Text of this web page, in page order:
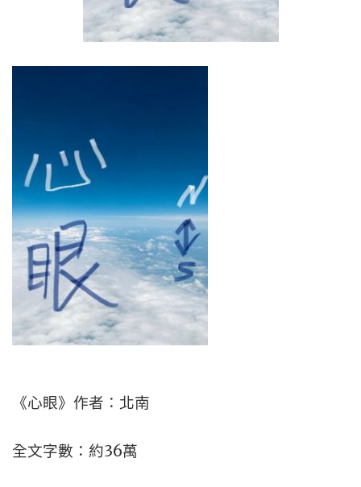
《心眼》作者：北南
全文字數：約36萬